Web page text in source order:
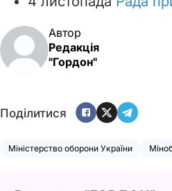
Автор
Редакція
"Гордон"
Поділитися
Міністерство оборони України